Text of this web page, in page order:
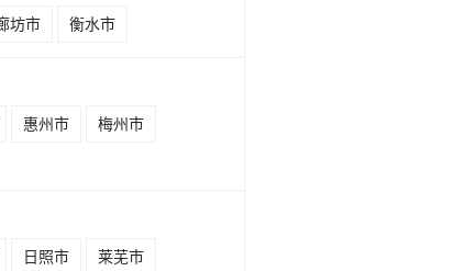
坊市 衡水市
惠州市
梅州市
日照市
莱芜市